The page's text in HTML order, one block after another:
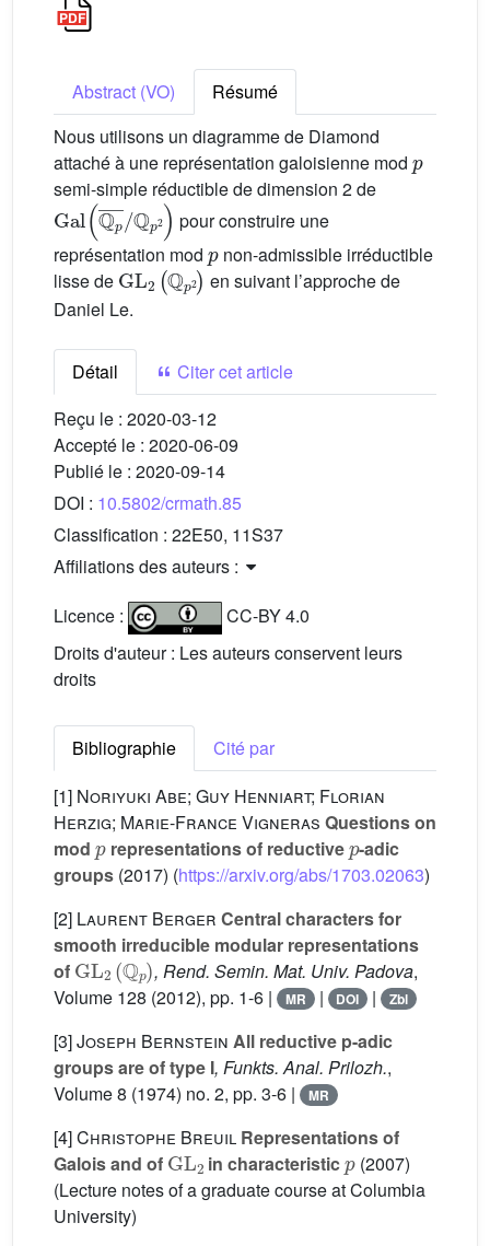
Abstract (VO)
Résumé
Nous utilisons un diagramme de Diamond
attaché à une représentation galoisienne mod
semi-simple réductible de dimension 2 de
Gal(ℚp¯/
ℚp2)
pour construire une
représentation mod
non-admissible irréductible
lisse de
GL2(ℚp2)
en suivant l’approche de
Daniel Le.
Détail
Citer cet article
Reçu le : 2020-03-12
Accepté le : 2020-06-09
Publié le : 2020-09-14
DOI : 10.5802/crmath.85
Classification : 22E50, 11S37
Affiliations des auteurs :
Licence :
CC-BY 4.0
Droits d'auteur : Les auteurs conservent leurs
droits
Bibliographie
Cité par
[1] Noriyuki Abe; Guy Henniart; Florian
Herzig; Marie-France Vigneras Questions on
mod
p
representations of reductive
p
-adic
groups (2017) (https://arxiv.org/abs/1703.02063)
[2] Laurent Berger Central characters for
smooth irreducible modular representations
of
GL2(ℚp)
, Rend. Semin. Mat. Univ. Padova,
Volume 128 (2012), pp. 1-6 | MR | DOI | Zbl
[3]Joseph Bernstein All reductive p-adic
groups are of type I, Funkts. Anal. Prilozh.,
Volume 8 (1974) no. 2, pp. 3-6 | MR
[4]Christophe Breuil Representations of
Galois and of
GL2
in characteristic
p
(2007)
(Lecture notes of a graduate course at Columbia
University)